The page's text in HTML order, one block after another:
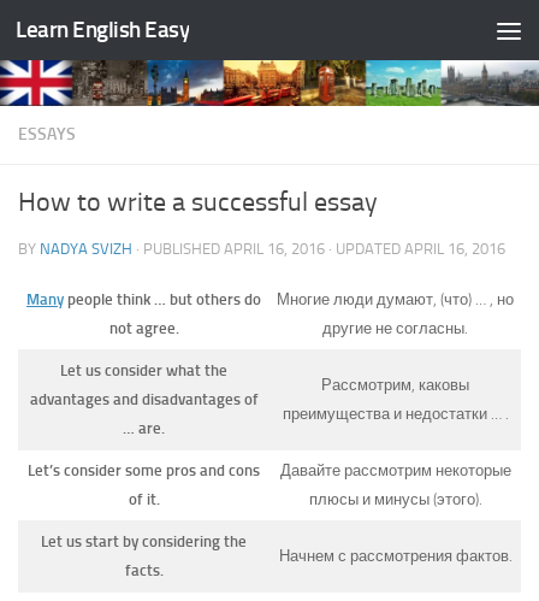
Skip to content
Learn English Easy
ESSAYS
How to write a successful essay
BY NADYA SVIZH · PUBLISHED APRIL 16, 2016 · UPDATED APRIL 16, 2016
Many people think … but others do
not agree.
Многие люди думают, (что) … , но
другие не согласны.
Let us consider what the
advantages and disadvantages of
… are.
Рассмотрим, каковы
преимущества и недостатки … .
Let’s consider some pros and cons
of it.
Давайте рассмотрим некоторые
плюсы и минусы (этого).
Let us start by considering the
facts.
Начнем с рассмотрения фактов.